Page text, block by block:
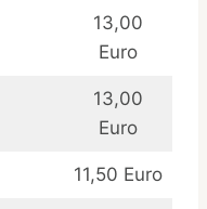
13,00
Euro
13,00
Euro
11,50 Euro